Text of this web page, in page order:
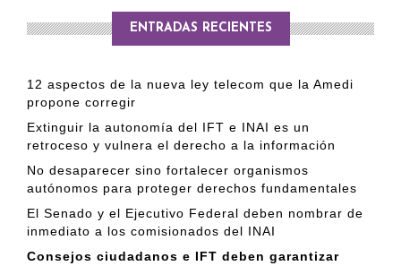
ENTRADAS RECIENTES
12 aspectos de la nueva ley telecom que la Amedi
propone corregir
Extinguir la autonomía del IFT e INAI es un
retroceso y vulnera el derecho a la información
No desaparecer sino fortalecer organismos
autónomos para proteger derechos fundamentales
El Senado y el Ejecutivo Federal deben nombrar de
inmediato a los comisionados del INAI
Consejos ciudadanos e IFT deben garantizar